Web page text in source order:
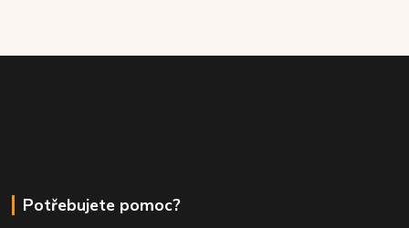
Potřebujete pomoc?